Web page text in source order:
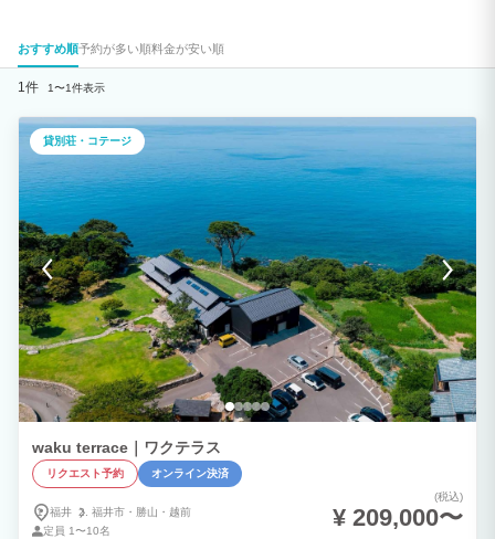
おすすめ順予約が多い順料金が安い順
1件 1〜1件表示
貸別荘・コテージ
waku terrace｜ワクテラス
リクエスト予約 オンライン決済
福井 福井市・ 勝山・ 越前
定員 1〜10名
(税込)
¥ 209,000〜